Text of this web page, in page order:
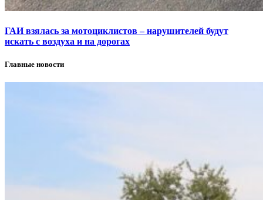
ГАИ взялась за мотоциклистов – нарушителей будут
искать с воздуха и на дорогах
Главные новости